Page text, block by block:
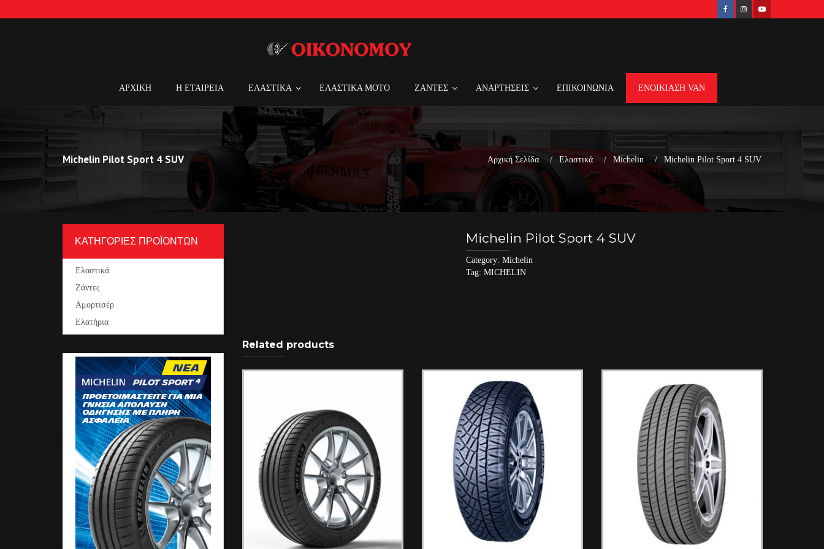
ΑΡΧΙΚΗ Η ΕΤΑΙΡΕΙΑ ΕΛΑΣΤΙΚΑ ΕΛΑΣΤΙΚΑ MOTO ΖΑΝΤΕΣ ΑΝΑΡΤΗΣΕΙΣ ΕΠΙΚΟΙΝΩΝΙΑ ΕΝΟΙΚΙΑΣΗ VAN
Michelin Pilot Sport 4 SUV Αρχική Σελίδα Ελαστικά Michelin Michelin Pilot Sport 4 SUV
Michelin Pilot Sport 4 SUV
Category:Michelin
Tag:MICHELIN
Related products
ΚΑΤΗΓΟΡΙΕΣ ΠΡΟΪΟΝΤΩΝ
Ελαστικά
Ζάντες
Αμορτισέρ
Ελατήρια